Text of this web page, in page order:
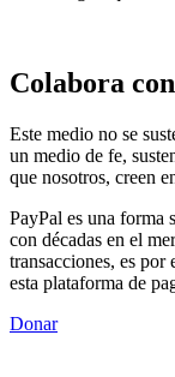
Colabora
Este medio no se
un medio de fe,
que nosotros, creen
PayPal es una forma
con décadas en el
transacciones, es por
esta plataforma de
Donar